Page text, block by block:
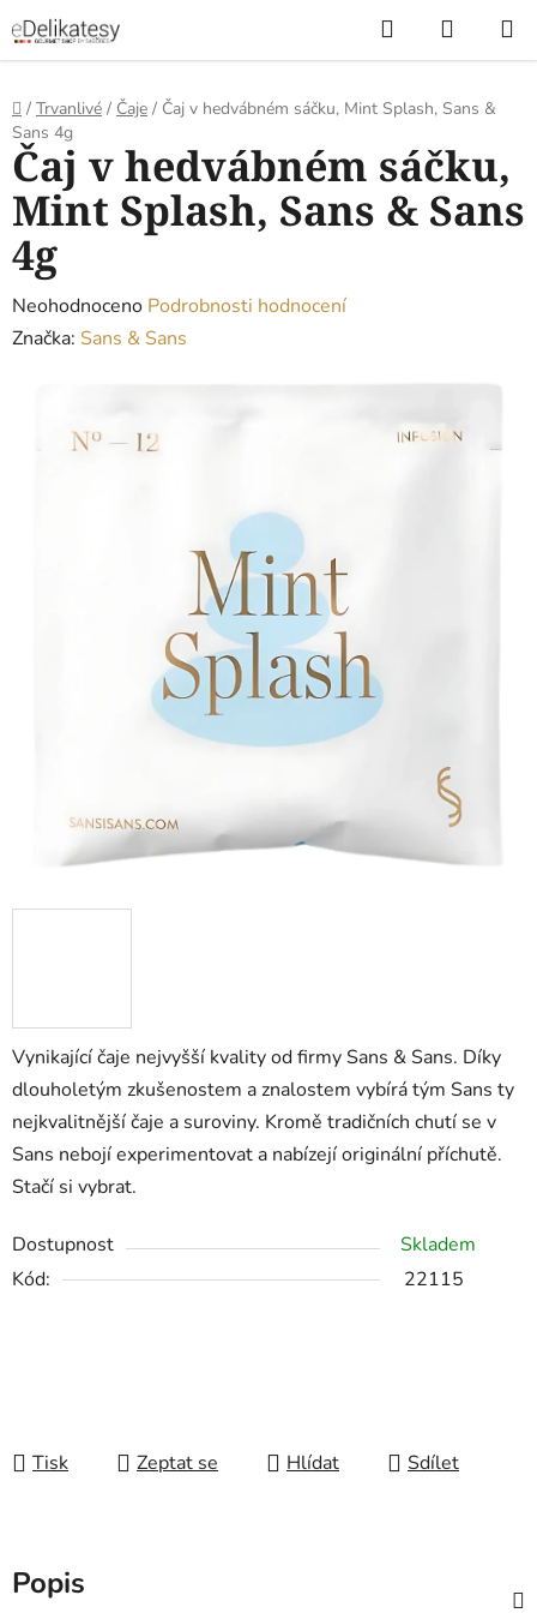
na
obsah
Hledat
KOŠÍK
Domů
/ Trvanlivé / Čaje / Čaj v hedvábném sáčku, Mint Splash, Sans &
Sans 4g
Vynikající čaje nejvyšší kvality od firmy Sans & Sans. Díky
dlouholetým zkušenostem a znalostem vybírá tým Sans ty
nejkvalitnější čaje a suroviny. Kromě tradičních chutí se v
Sans nebojí experimentovat a nabízejí originální příchutě.
Stačí si vybrat.
Dostupnost
Skladem
Kód:
22115
Tisk Zeptat se Hlídat Sdílet
Čaj v hedvábném sáčku,
Mint Splash, Sans & Sans
4g
Průměrné
hodnocení
Neohodnoceno Podrobnosti hodnocení
Značka: Sans & Sans
Popis